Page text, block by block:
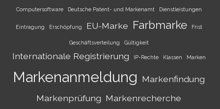
Computersoftware Deutsche Patent- und Markenamt Dienstleistungen
Eintragung Erschöpfung EU-Marke Farbmarke Frist
Geschäftsverteilung Gültigkeit
Internationale Registrierung IP-Rechte Klassen Marken
Markenanmeldung Markenfindung
Markenprüfung Markenrecherche